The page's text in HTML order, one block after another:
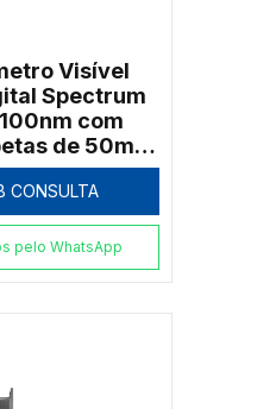
Visível
Spectrum
com
de 50mm
CONSULTA
pelo WhatsApp